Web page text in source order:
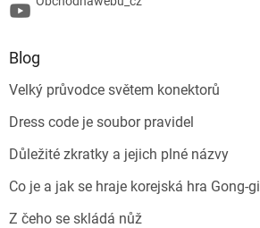
Blog
Velký průvodce světem konektorů
Dress code je soubor pravidel
Důležité zkratky a jejich plné názvy
Co je a jak se hraje korejská hra Gong-gi
Z čeho se skládá nůž